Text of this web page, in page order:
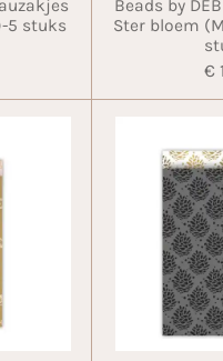
5 stuks
Beads by
Ster bloem
€